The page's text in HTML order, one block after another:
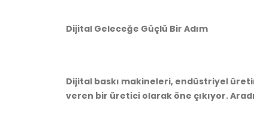
Dijital Geleceğe Güçlü Bir Adım
Dijital baskı makineleri, endüstriyel
veren bir üretici olarak öne çıkıyor.